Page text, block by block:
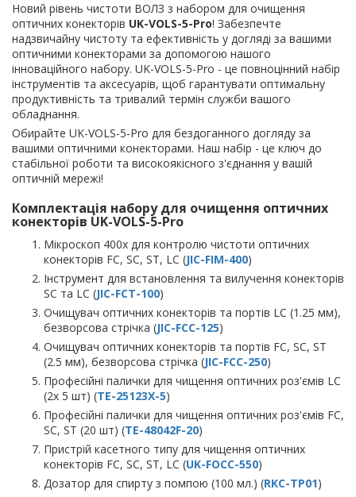
Новий рівень чистоти ВОЛЗ з набором для очищення
оптичних конекторів UK-VOLS-5-Pro! Забезпечте
надзвичайну чистоту та ефективність у догляді за вашими
оптичними конекторами за допомогою нашого
інноваційного набору. UK-VOLS-5-Pro - це повноцінний набір
інструментів та аксесуарів, щоб гарантувати оптимальну
продуктивність та тривалий термін служби вашого
обладнання.
Обирайте UK-VOLS-5-Pro для бездоганного догляду за
вашими оптичними конекторами. Наш набір - це ключ до
стабільної роботи та високоякісного з'єднання у вашій
оптичній мережі!
Комплектація набору для очищення оптичних
конекторів UK-VOLS-5-Pro
Мікроскоп 400х для контролю чистоти оптичних
конекторів FC, SC, ST, LC (JIC-FIM-400)
Інструмент для встановлення та вилучення конекторів
SC та LC (JIC-FCT-100)
Очищувач оптичних конекторів та портів LC (1.25 мм),
безворсова стрічка (JIC-FCC-125)
Очищувач оптичних конекторів та портів FC, SC, ST
(2.5 мм), безворсова стрічка (JIC-FCC-250)
Професійні палички для чищення оптичних роз'ємів LC
(2х 5 шт) (TE-25123X-5)
Професійні палички для чищення оптичних роз'ємів FC,
SC, ST (20 шт) (TE-48042F-20)
Пристрій касетного типу для чищення оптичних
конекторів FC, SC, ST, LC (UK-FOCC-550)
Дозатор для спирту з помпою (100 мл.) (RKC-TP01)